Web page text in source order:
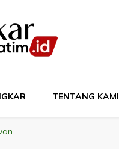
TENTANG KAMI